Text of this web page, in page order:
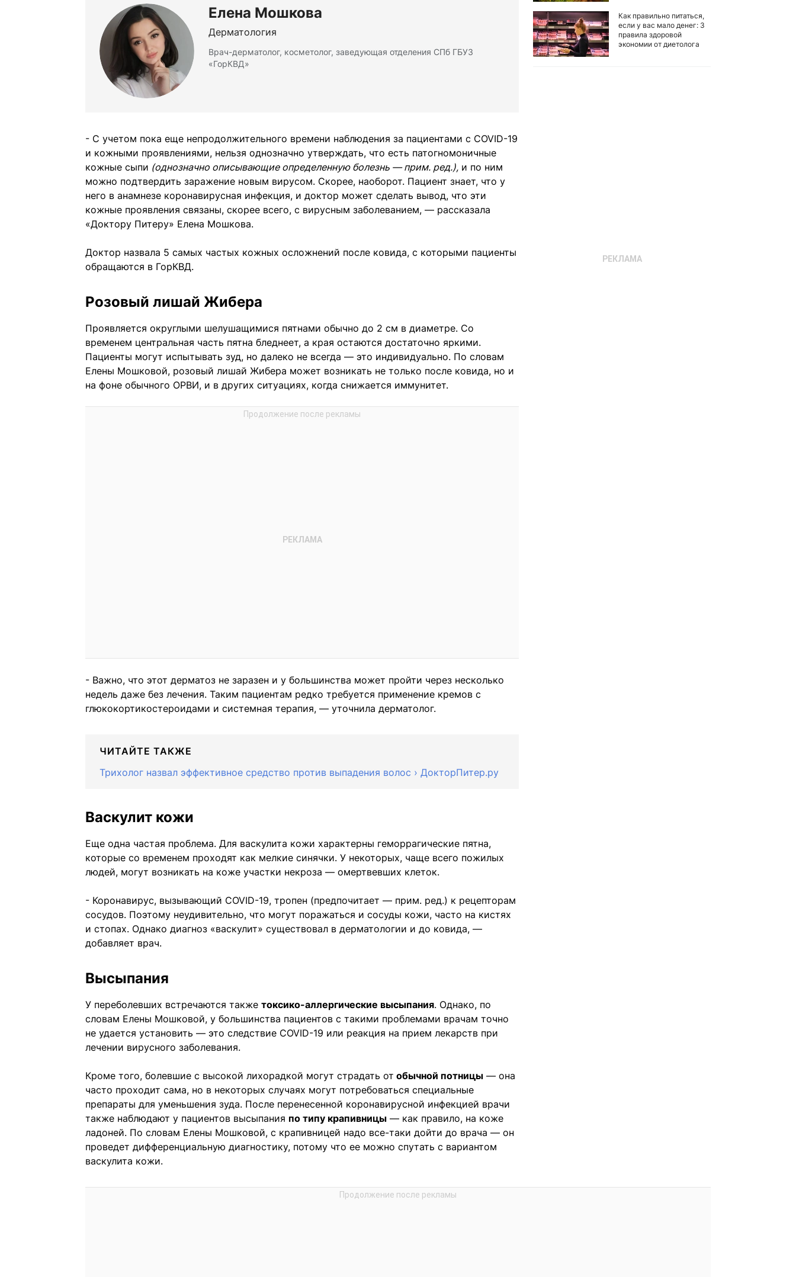
Елена Мошкова
Дерматология
Врач-дерматолог, косметолог, заведующая отделения СПб ГБУЗ
«ГорКВД»
- С учетом пока еще непродолжительного времени наблюдения за пациентами с COVID-19
и кожными проявлениями, нельзя однозначно утверждать, что есть патогномоничные
кожные сыпи (однозначно описывающие определенную болезнь — прим. ред.), и по ним
можно подтвердить заражение новым вирусом. Скорее, наоборот. Пациент знает, что у
него в анамнезе коронавирусная инфекция, и доктор может сделать вывод, что эти
кожные проявления связаны, скорее всего, с вирусным заболеванием, — рассказала
«Доктору Питеру» Елена Мошкова.
Доктор назвала 5 самых частых кожных осложнений после ковида, с которыми пациенты
обращаются в ГорКВД.
Розовый лишай Жибера
Проявляется округлыми шелушащимися пятнами обычно до 2 см в диаметре. Со
временем центральная часть пятна бледнеет, а края остаются достаточно яркими.
Пациенты могут испытывать зуд, но далеко не всегда — это индивидуально. По словам
Елены Мошковой, розовый лишай Жибера может возникать не только после ковида, но и
на фоне обычного ОРВИ, и в других ситуациях, когда снижается иммунитет.
- Важно, что этот дерматоз не заразен и у большинства может пройти через несколько
недель даже без лечения. Таким пациентам редко требуется применение кремов с
глюкокортикостероидами и системная терапия, — уточнила дерматолог.
ЧИТАЙТЕ ТАКЖЕ
Трихолог назвал эффективное средство против выпадения волос › ДокторПитер.ру
Васкулит кожи
Еще одна частая проблема. Для васкулита кожи характерны геморрагические пятна,
которые со временем проходят как мелкие синячки. У некоторых, чаще всего пожилых
людей, могут возникать на коже участки некроза — омертвевших клеток.
- Коронавирус, вызывающий COVID-19, тропен (предпочитает — прим. ред.) к рецепторам
сосудов. Поэтому неудивительно, что могут поражаться и сосуды кожи, часто на кистях
и стопах. Однако диагноз «васкулит» существовал в дерматологии и до ковида, —
добавляет врач.
Высыпания
У переболевших встречаются также токсико-аллергические высыпания. Однако, по
словам Елены Мошковой, у большинства пациентов с такими проблемами врачам точно
не удается установить — это следствие COVID-19 или реакция на прием лекарств при
лечении вирусного заболевания.
Кроме того, болевшие с высокой лихорадкой могут страдать от обычной потницы — она
часто проходит сама, но в некоторых случаях могут потребоваться специальные
препараты для уменьшения зуда. После перенесенной коронавирусной инфекцией врачи
также наблюдают у пациентов высыпания по типу крапивницы — как правило, на коже
ладоней. По словам Елены Мошковой, с крапивницей надо все-таки дойти до врача — он
проведет дифференциальную диагностику, потому что ее можно спутать с вариантом
васкулита кожи.
Как правильно питаться,
если у вас мало денег: 3
правила здоровой
экономии от диетолога